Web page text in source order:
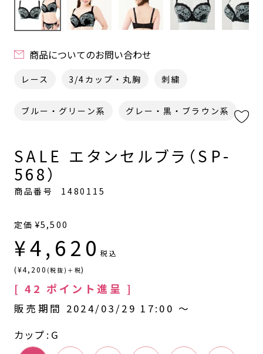
商品についてのお問い合わせ
レース 3/4カップ・丸胸 刺繍
ブルー・グリーン系 グレー・黒・ブラウン系
SALE エタンセルブラ（SP-
568）
商品番号 1480115
定価 ¥5,500
¥4,620 税込
(¥4,200 (税抜)＋税)
[ 42 ポイント進呈 ]
販売期間 2024/03/29 17:00 〜
カップ G